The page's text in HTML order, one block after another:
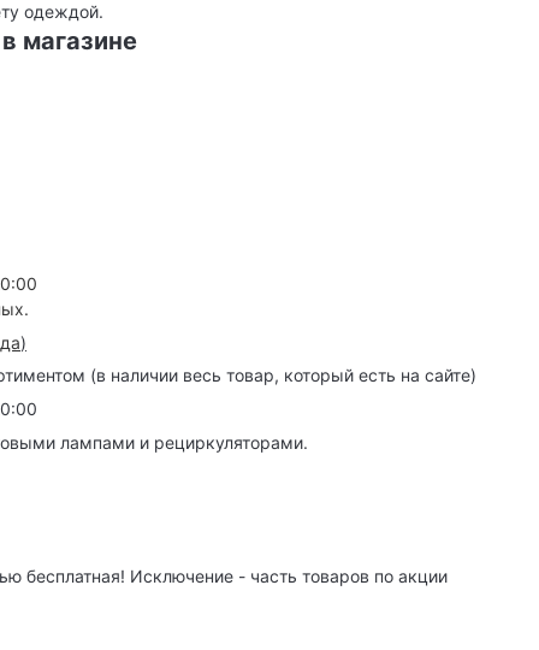
одеждой.
магазине
)
(в наличии весь товар, который есть на сайте)
лампами и рециркуляторами.
бесплатная! Исключение - часть товаров по акции